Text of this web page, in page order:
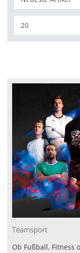
Teamsport
Ob Fußball, Fitness